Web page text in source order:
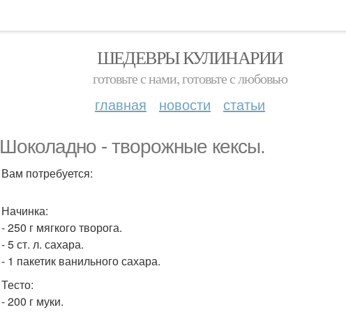
ШЕДЕВРЫ КУЛИНАРИИ
готовьте с нами, готовьте с любовью
главная новости статьи
Шоколадно - творожные кексы.
Вам потребуется:
Начинка:
- 250 г мягкого творога.
- 5 ст. л. сахара.
- 1 пакетик ванильного сахара.
Тесто:
- 200 г муки.